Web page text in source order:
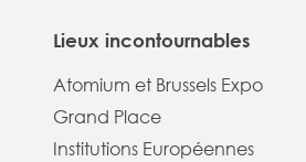
Lieux incontournables
Atomium et Brussels Expo
Grand Place
Institutions Européennes